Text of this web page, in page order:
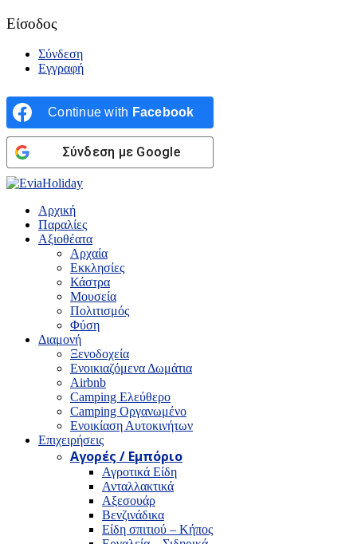
Είσοδος
Σύνδεση
Εγγραφή
Continue with Facebook
Σύνδεση με Google
Αρχική
Παραλίες
Αξιοθέατα
Αρχαία
Εκκλησίες
Κάστρα
Μουσεία
Πολιτισμός
Φύση
Διαμονή
Ξενοδοχεία
Ενοικιαζόμενα Δωμάτια
Airbnb
Camping Ελεύθερο
Camping Οργανωμένο
Ενοικίαση Αυτοκινήτων
Επιχειρήσεις
Αγορές / Εμπόριο
Αγροτικά Είδη
Ανταλλακτικά
Αξεσουάρ
Βενζινάδικα
Είδη σπιτιού – Κήπος